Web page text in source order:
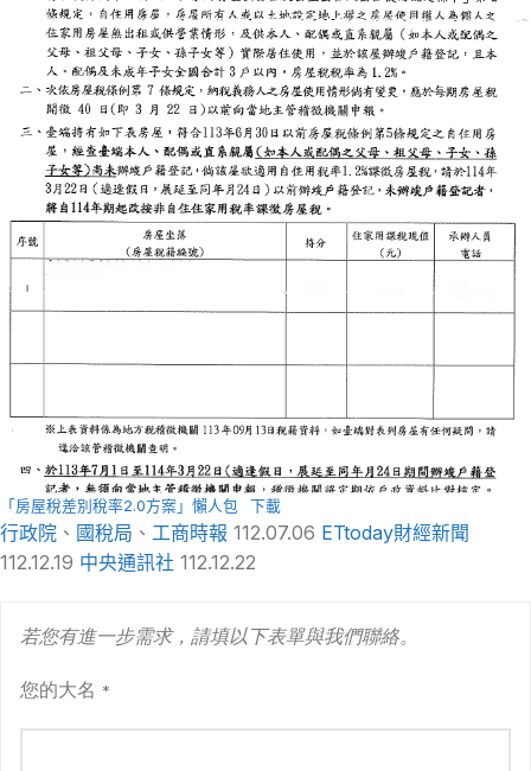
「房屋稅差別稅率2.0方案」懶人包 下載
行政院 、 國稅局 、 工商時報 112.07.06 ETtoday財經新聞
112.12.19 中央通訊社 112.12.22
若您有進一步需求，請填以下表單與我們聯絡。
您的大名 *